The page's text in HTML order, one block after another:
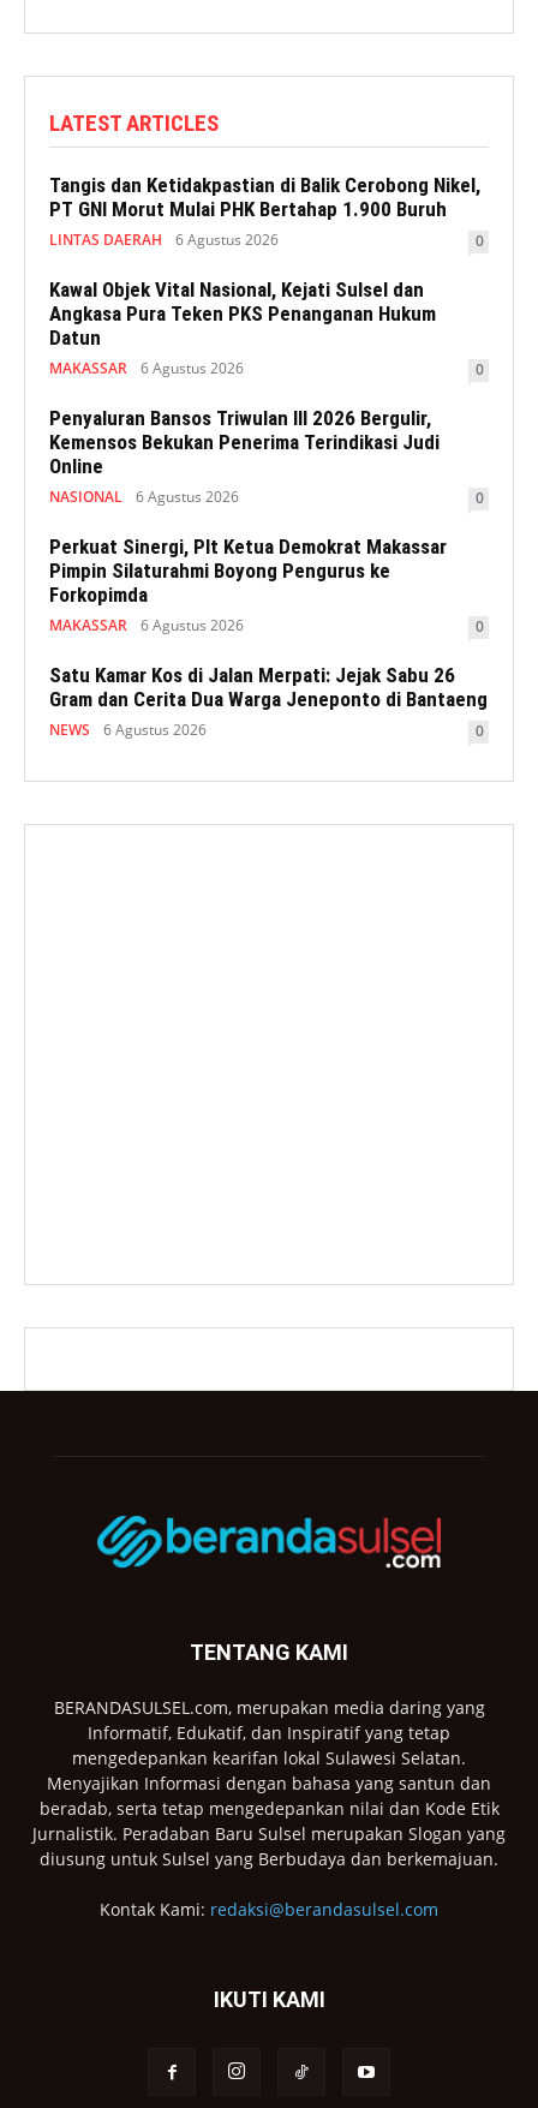
LATEST ARTICLES
Tangis dan Ketidakpastian di Balik Cerobong Nikel,
PT GNI Morut Mulai PHK Bertahap 1.900 Buruh
LINTAS DAERAH 6 Agustus 2026 0
Kawal Objek Vital Nasional, Kejati Sulsel dan
Angkasa Pura Teken PKS Penanganan Hukum
Datun
MAKASSAR 6 Agustus 2026 0
Penyaluran Bansos Triwulan III 2026 Bergulir,
Kemensos Bekukan Penerima Terindikasi Judi
Online
NASIONAL 6 Agustus 2026 0
Perkuat Sinergi, Plt Ketua Demokrat Makassar
Pimpin Silaturahmi Boyong Pengurus ke
Forkopimda
MAKASSAR 6 Agustus 2026 0
Satu Kamar Kos di Jalan Merpati: Jejak Sabu 26
Gram dan Cerita Dua Warga Jeneponto di Bantaeng
NEWS 6 Agustus 2026 0
TENTANG KAMI
BERANDASULSEL.com, merupakan media daring yang
Informatif, Edukatif, dan Inspiratif yang tetap
mengedepankan kearifan lokal Sulawesi Selatan.
Menyajikan Informasi dengan bahasa yang santun dan
beradab, serta tetap mengedepankan nilai dan Kode Etik
Jurnalistik. Peradaban Baru Sulsel merupakan Slogan yang
diusung untuk Sulsel yang Berbudaya dan berkemajuan.
Kontak Kami: redaksi@berandasulsel.com
IKUTI KAMI